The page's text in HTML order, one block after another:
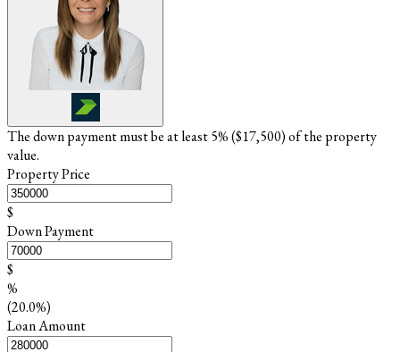
The down payment must be at least 5% ($17,500) of the property
value.
Property Price
$
Down Payment
$
%
(20.0%)
Loan Amount